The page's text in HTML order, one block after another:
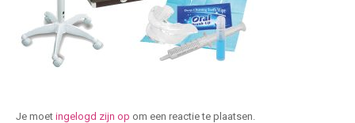
Je moet ingelogd zijn op om een reactie te plaatsen.